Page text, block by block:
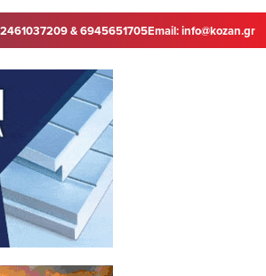
& 6945651705Email:info@kozan.gr